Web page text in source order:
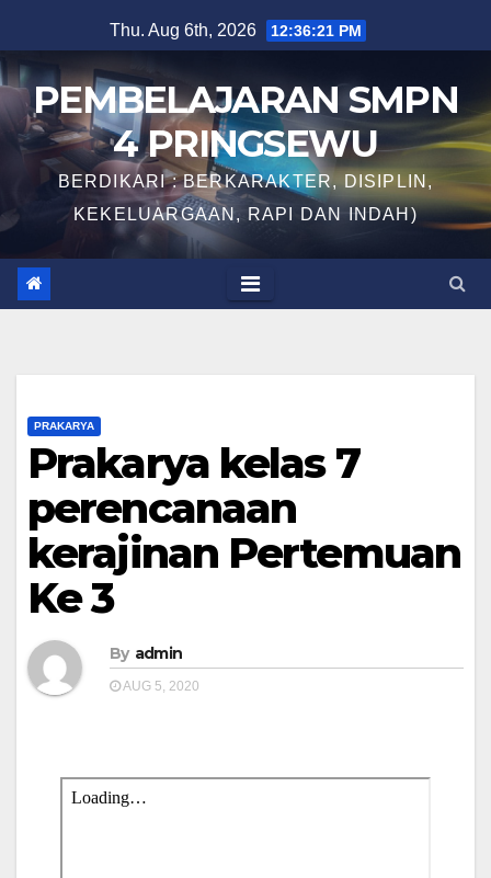
to
content
Thu. Aug 6th, 2026 12:36:21 PM
PEMBELAJARAN SMPN
4 PRINGSEWU
BERDIKARI : BERKARAKTER, DISIPLIN,
KEKELUARGAAN, RAPI DAN INDAH)
PRAKARYA
Prakarya kelas 7
perencanaan
kerajinan Pertemuan
Ke 3
By admin
AUG 5, 2020